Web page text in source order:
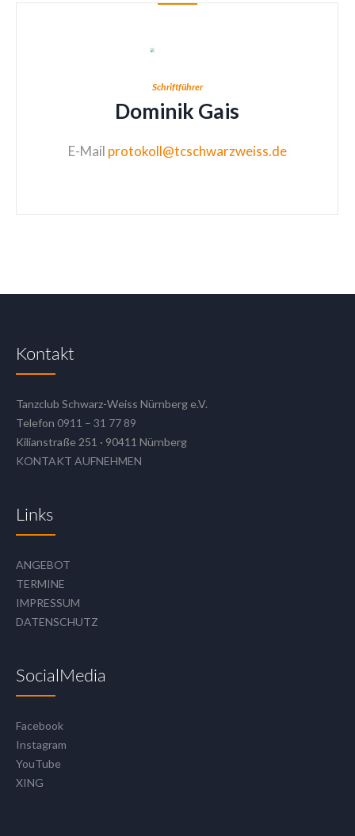
Schriftführer
Dominik Gais
E-Mail protokoll@tcschwarzweiss.de
Kontakt
Tanzclub Schwarz-Weiss Nürnberg e.V.
Telefon 0911 – 31 77 89
Kilianstraße 251 · 90411 Nürnberg
KONTAKT AUFNEHMEN
Links
ANGEBOT
TERMINE
IMPRESSUM
DATENSCHUTZ
SocialMedia
Facebook
Instagram
YouTube
XING